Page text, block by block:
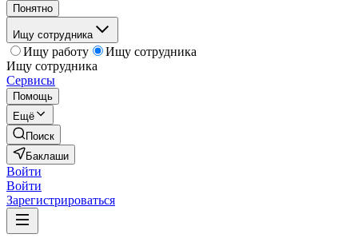
Понятно
Ищу сотрудника
Ищу работу
Ищу сотрудника
Ищу сотрудника
Сервисы
Помощь
Ещё
Поиск
Баклаши
Войти
Войти
Зарегистрироваться